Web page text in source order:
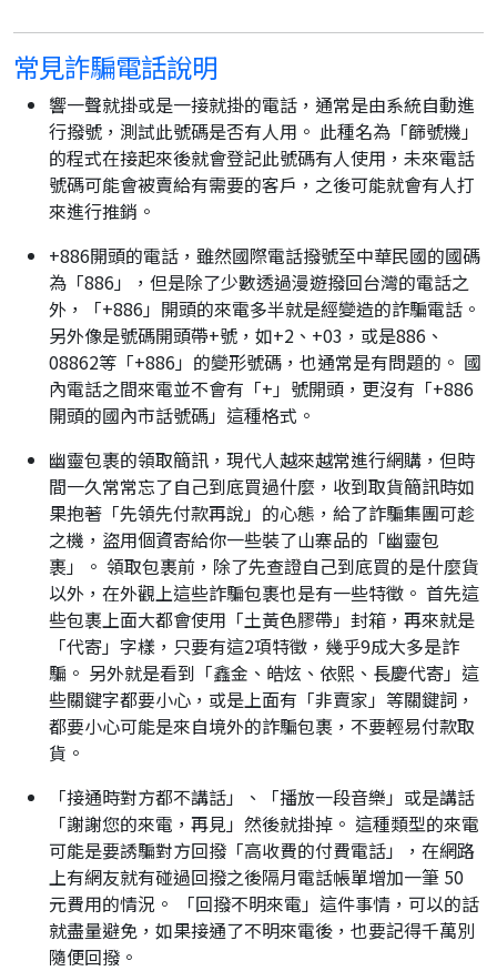
常見詐騙電話說明
響一聲就掛或是一接就掛的電話，通常是由系統自動進
行撥號，測試此號碼是否有人用。 此種名為「篩號機」
的程式在接起來後就會登記此號碼有人使用，未來電話
號碼可能會被賣給有需要的客戶，之後可能就會有人打
來進行推銷。
+886開頭的電話，雖然國際電話撥號至中華民國的國碼
為「886」，但是除了少數透過漫遊撥回台灣的電話之
外，「+886」開頭的來電多半就是經變造的詐騙電話。
另外像是號碼開頭帶+號，如+2、+03，或是886、
08862等「+886」的變形號碼，也通常是有問題的。 國
內電話之間來電並不會有「+」號開頭，更沒有「+886
開頭的國內市話號碼」這種格式。
幽靈包裹的領取簡訊，現代人越來越常進行網購，但時
間一久常常忘了自己到底買過什麼，收到取貨簡訊時如
果抱著「先領先付款再說」的心態，給了詐騙集團可趁
之機，盜用個資寄給你一些裝了山寨品的「幽靈包
裹」。 領取包裹前，除了先查證自己到底買的是什麼貨
以外，在外觀上這些詐騙包裹也是有一些特徵。 首先這
些包裹上面大都會使用「土黃色膠帶」封箱，再來就是
「代寄」字樣，只要有這2項特徵，幾乎9成大多是詐
騙。 另外就是看到「鑫金、皓炫、依熙、長慶代寄」這
些關鍵字都要小心，或是上面有「非賣家」等關鍵詞，
都要小心可能是來自境外的詐騙包裹，不要輕易付款取
貨。
「接通時對方都不講話」、「播放一段音樂」或是講話
「謝謝您的來電，再見」然後就掛掉。 這種類型的來電
可能是要誘騙對方回撥「高收費的付費電話」，在網路
上有網友就有碰過回撥之後隔月電話帳單增加一筆 50
元費用的情況。 「回撥不明來電」這件事情，可以的話
就盡量避免，如果接通了不明來電後，也要記得千萬別
隨便回撥。